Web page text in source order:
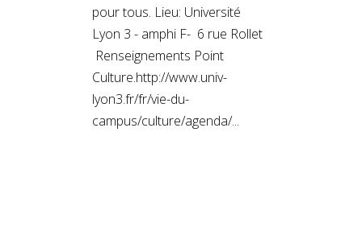
pour tous. Lieu: Université
Lyon 3 - amphi F- 6 rue Rollet
Renseignements Point
Culture.http://www.univ-
lyon3.fr/fr/vie-du-
campus/culture/agenda/